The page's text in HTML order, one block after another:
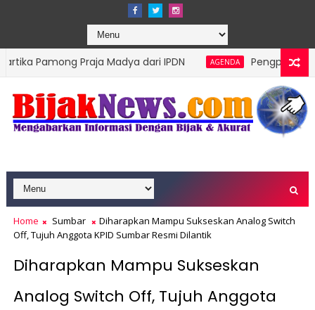
Praja Madya dari IPDN AGENDA Pengprov Squash
Home Sumbar
Diharapkan Mampu Sukseskan Analog Switch
Off, Tujuh Anggota KPID Sumbar Resmi Dilantik
Diharapkan Mampu Sukseskan
Analog Switch Off, Tujuh Anggota